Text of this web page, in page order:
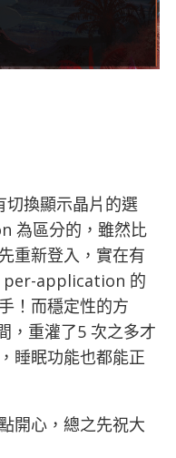
換顯示晶片的選
為區分的，雖然比
重新登入，實在有
per-application 的
！而穩定性的方
，重灌了5 次之多才
睡眠功能也都能正
開心，總之先祝大